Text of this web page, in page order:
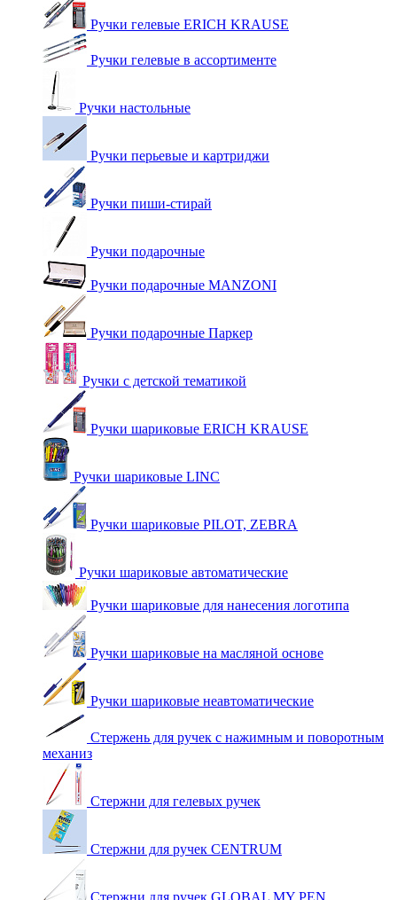
Ручки гелевые ERICH KRAUSE
Ручки гелевые в ассортименте
Ручки настольные
Ручки перьевые и картриджи
Ручки пиши-стирай
Ручки подарочные
Ручки подарочные MANZONI
Ручки подарочные Паркер
Ручки с детской тематикой
Ручки шариковые ERICH KRAUSE
Ручки шариковые LINC
Ручки шариковые PILOT, ZEBRA
Ручки шариковые автоматические
Ручки шариковые для нанесения логотипа
Ручки шариковые на масляной основе
Ручки шариковые неавтоматические
Стержень для ручек с нажимным и поворотным
механиз
Стержни для гелевых ручек
Стержни для ручек CENTRUM
Стержни для ручек GLOBAL MY PEN